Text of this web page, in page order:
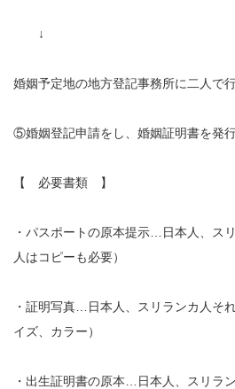
↓
婚姻予定地の地方登記事務所に二人で行
⑤婚姻登記申請をし、婚姻証明書を発行
【 必要書類 】
・パスポートの原本提示…日本人、ス
人はコピーも必要）
・証明写真…日本人、スリランカ人そ
イズ、カラー）
・出生証明書の原本…日本人、スリラ